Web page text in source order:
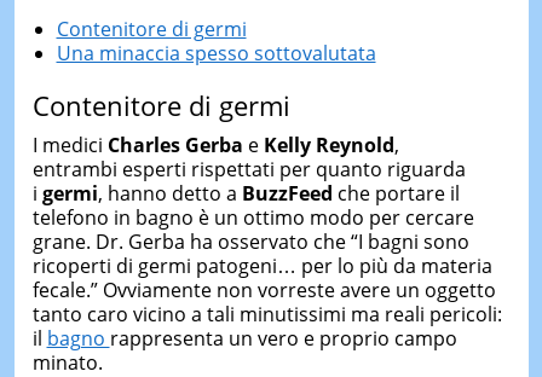
Contenitore di germi
Una minaccia spesso sottovalutata
Contenitore di germi
I medici Charles Gerba e Kelly Reynold,
entrambi esperti rispettati per quanto riguarda
i germi, hanno detto a BuzzFeed che portare il
telefono in bagno è un ottimo modo per cercare
grane. Dr. Gerba ha osservato che “I bagni sono
ricoperti di germi patogeni… per lo più da materia
fecale.” Ovviamente non vorreste avere un oggetto
tanto caro vicino a tali minutissimi ma reali pericoli:
il bagno rappresenta un vero e proprio campo
minato.